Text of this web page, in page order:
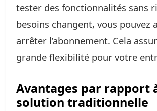
tester des fonctionnalités sans
besoins changent, vous pouvez
arrêter l’abonnement. Cela
grande flexibilité pour votre
Avantages par rapport
solution traditionnelle